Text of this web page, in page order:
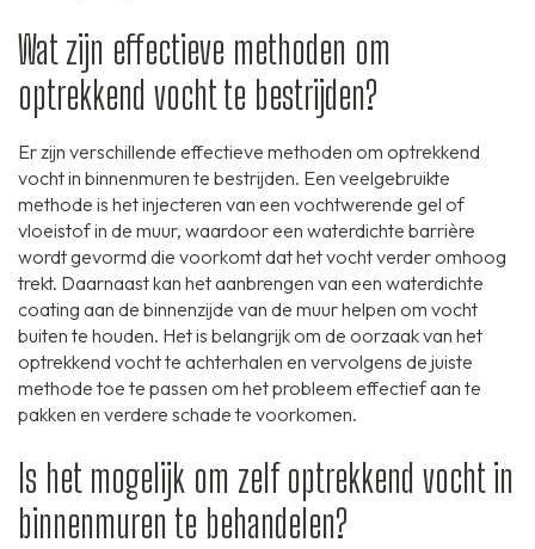
Wat zijn effectieve methoden om
optrekkend vocht te bestrijden?
Er zijn verschillende effectieve methoden om optrekkend
vocht in binnenmuren te bestrijden. Een veelgebruikte
methode is het injecteren van een vochtwerende gel of
vloeistof in de muur, waardoor een waterdichte barrière
wordt gevormd die voorkomt dat het vocht verder omhoog
trekt. Daarnaast kan het aanbrengen van een waterdichte
coating aan de binnenzijde van de muur helpen om vocht
buiten te houden. Het is belangrijk om de oorzaak van het
optrekkend vocht te achterhalen en vervolgens de juiste
methode toe te passen om het probleem effectief aan te
pakken en verdere schade te voorkomen.
Is het mogelijk om zelf optrekkend vocht in
binnenmuren te behandelen?